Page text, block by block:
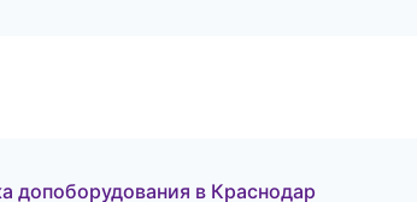
допоборудования в Краснодар